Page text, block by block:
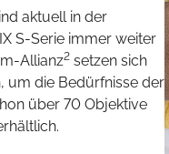
aktuell in der
S-Serie immer weiter
Allianz2 setzen sich
um die Bedürfnisse der
über 70 Objektive